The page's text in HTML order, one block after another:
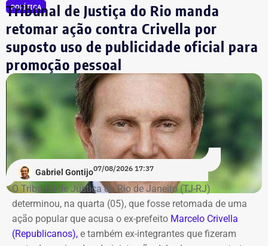
Dr. Luizinho
R$ 150.000,00
Leniel Borel
R$ 104.500,00
*Valor correspondente à soma de R$ 122.642,00 em espécie
convertidos de dólar e R$ 88.000,00 em reais declarados em dinheiro
Os dados são públicos e ficam disponíveis para consulta
no sistema DivulgaCandContas, do TSE.
POLÍTICA
Tribunal de Justiça do Rio manda
retomar ação contra Crivella por
suposto uso de publicidade oficial para
promoção pessoal
Gabriel Gontijo07/08/2026 17:37
O Tribunal de Justiça do Rio de Janeiro (TJ-RJ)
determinou, na quarta (05), que fosse retomada de uma
ação popular que acusa o ex-prefeito Marcelo Crivella
(Republicanos), e também ex-integrantes que fizeram